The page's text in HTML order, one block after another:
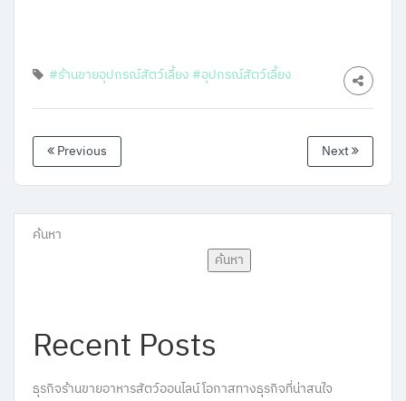
#ร้านขายอุปกรณ์สัตว์เลี้ยง #อุปกรณ์สัตว์เลี้ยง
Previous Next
ค้นหา
ค้นหา
Recent Posts
ธุรกิจร้านขายอาหารสัตว์ออนไลน์ โอกาสทางธุรกิจที่น่าสนใจ